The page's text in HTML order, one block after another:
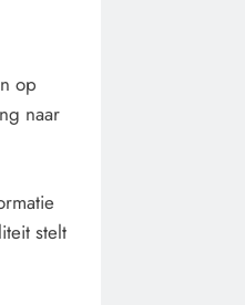
op
naar
stelt